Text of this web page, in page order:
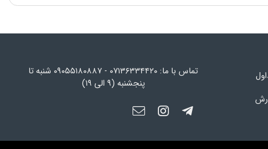
تماس با ما: ۰۷۱۳۶۳۳۴۴۲۰ - ۰۹۰۵۵۱۸۰۸۸۷ شنبه تا
پنجشنبه (۹ الی ۱۹)